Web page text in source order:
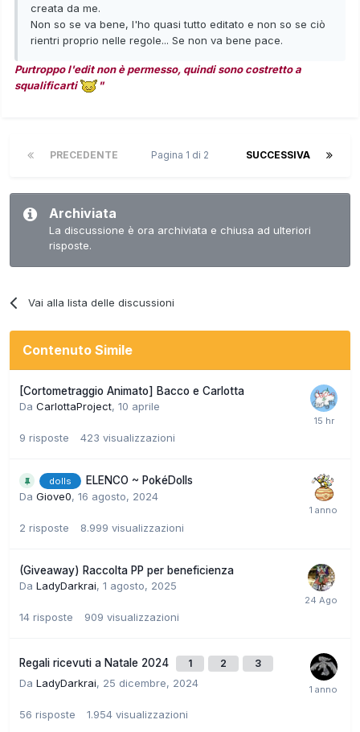
creata da me.
Non so se va bene, l'ho quasi tutto editato e non so se ciò
rientri proprio nelle regole... Se non va bene pace.
Purtroppo l'edit non è permesso, quindi sono costretto a
squalificarti
"
PRECEDENTE SUCCESSIVA
Pagina 1 di 2
Archiviata
La discussione è ora archiviata e chiusa ad ulteriori
risposte.
Vai alla lista delle discussioni
Contenuto Simile
[Cortometraggio Animato] Bacco e Carlotta
Da CarlottaProject, 10 aprile
9 risposte 423 visualizzazioni
dolls
ELENCO ~ PokéDolls
Da Giove0, 16 agosto, 2024
2 risposte 8.999 visualizzazioni
(Giveaway) Raccolta PP per beneficienza
Da LadyDarkrai, 1 agosto, 2025
14 risposte 909 visualizzazioni
Regali ricevuti a Natale 2024 1 2 3
Da LadyDarkrai, 25 dicembre, 2024
56 risposte 1.954 visualizzazioni